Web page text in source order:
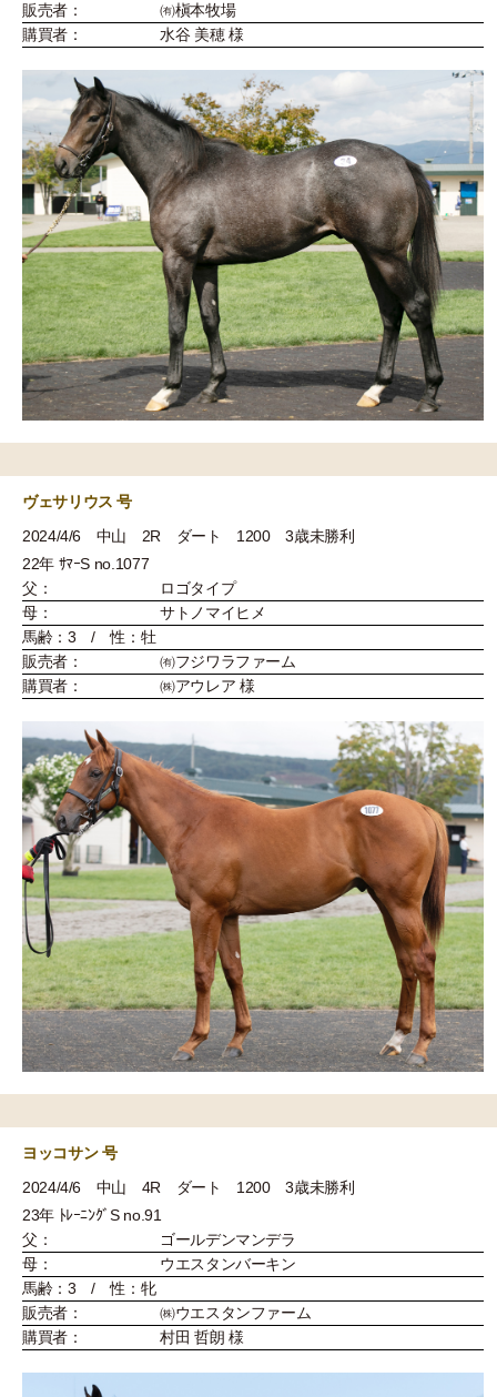
販売者：
㈲槇本牧場
購買者：
水谷 美穂 様
ヴェサリウス 号
2024/4/6 中山 2R ダート 1200 3歳未勝利
22年 ｻﾏｰS no.1077
父：
ロゴタイプ
母：
サトノマイヒメ
馬齢：3 / 性：牡
販売者：
㈲フジワラファーム
購買者：
㈱アウレア 様
ヨッコサン 号
2024/4/6 中山 4R ダート 1200 3歳未勝利
23年 ﾄﾚｰﾆﾝｸﾞS no.91
父：
ゴールデンマンデラ
母：
ウエスタンバーキン
馬齢：3 / 性：牝
販売者：
㈱ウエスタンファーム
購買者：
村田 哲朗 様